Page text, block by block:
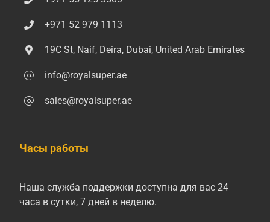
+971 52 979 1113
19C St, Naif, Deira, Dubai, United Arab Emirates
info@royalsuper.ae
sales@royalsuper.ae
Часы работы
Наша служба поддержки доступна для вас 24
часа в сутки, 7 дней в неделю.